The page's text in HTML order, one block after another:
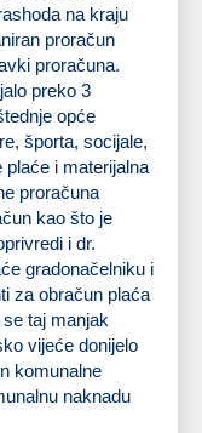
na kraju
proračun
proračuna.
preko 3
opće
športa, socijale,
i materijalna
proračuna
kao što je
i dr.
gradonačelniku i
za obračun plaća
taj manjak
vijeće donijelo
komunalne
naknadu